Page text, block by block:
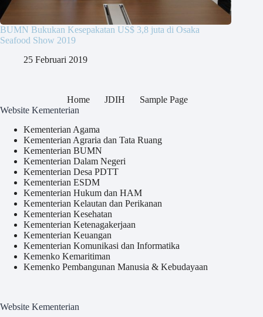
BUMN Bukukan Kesepakatan US$ 3,8 juta di Osaka
Seafood Show 2019
25 Februari 2019
Home JDIH
Sample Page
Website Kementerian
Kementerian Agama
Kementerian Agraria dan Tata Ruang
Kementerian BUMN
Kementerian Dalam Negeri
Kementerian Desa PDTT
Kementerian ESDM
Kementerian Hukum dan HAM
Kementerian Kelautan dan Perikanan
Kementerian Kesehatan
Kementerian Ketenagakerjaan
Kementerian Keuangan
Kementerian Komunikasi dan Informatika
Kemenko Kemaritiman
Kemenko Pembangunan Manusia & Kebudayaan
Website Kementerian